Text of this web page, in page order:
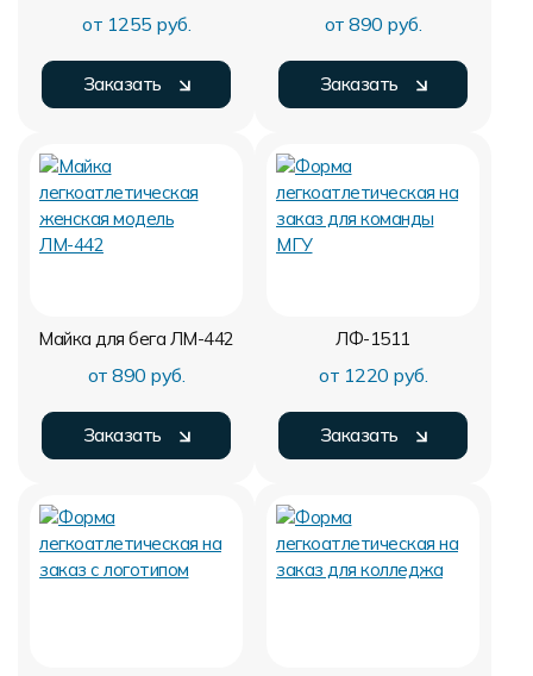
от 1255 руб.
Заказать
от 890 руб.
Заказать
Майка для бега ЛМ-442
от 890 руб.
Заказать
ЛФ-1511
от 1220 руб.
Заказать